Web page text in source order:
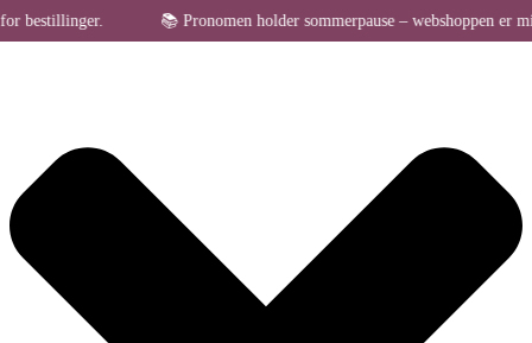
Administrer samtykke til cookies📚 Pronomen holder sommerpause – webshoppen er